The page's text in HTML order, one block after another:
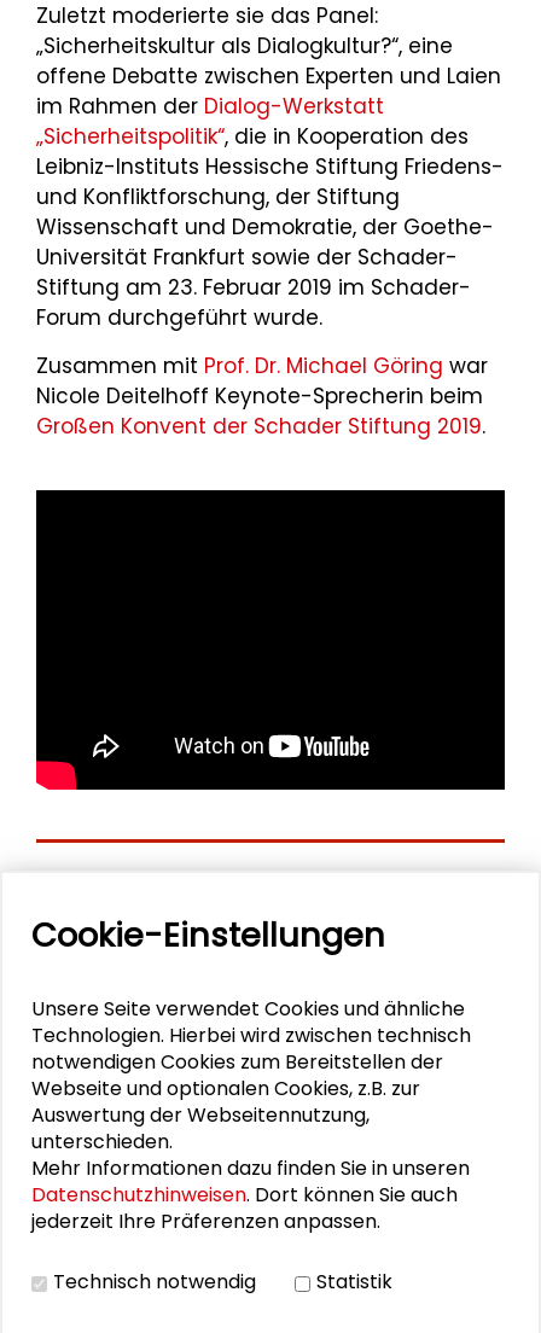
Zuletzt moderierte sie das Panel:
„Sicherheitskultur als Dialogkultur?“, eine
offene Debatte zwischen Experten und Laien
im Rahmen der Dialog-Werkstatt
„Sicherheitspolitik“, die in Kooperation des
Leibniz-Instituts Hessische Stiftung Friedens-
und Konfliktforschung, der Stiftung
Wissenschaft und Demokratie, der Goethe-
Universität Frankfurt sowie der Schader-
Stiftung am 23. Februar 2019 im Schader-
Forum durchgeführt wurde.
Zusammen mit Prof. Dr. Michael Göring war
Nicole Deitelhoff Keynote-Sprecherin beim
Großen Konvent der Schader Stiftung 2019.
Erika Spiegel
Lisa Herzog
Otfried Jarren
Dorothea Kübler
Steffen Mau
Christoph Möllers
Armin Nassehi
Cookie-Einstellungen
Unsere Seite verwendet Cookies und ähnliche
Technologien. Hierbei wird zwischen technisch
notwendigen Cookies zum Bereitstellen der
Webseite und optionalen Cookies, z.B. zur
Auswertung der Webseitennutzung,
unterschieden.
Mehr Informationen dazu finden Sie in unseren
Datenschutzhinweisen. Dort können Sie auch
jederzeit Ihre Präferenzen anpassen.
Technisch notwendig Statistik